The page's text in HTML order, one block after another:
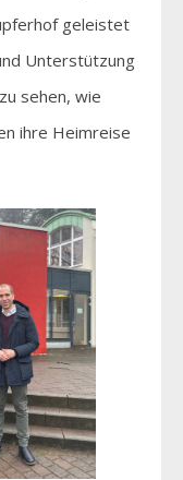
geleistet
Unterstützung
sehen, wie
ihre Heimreise